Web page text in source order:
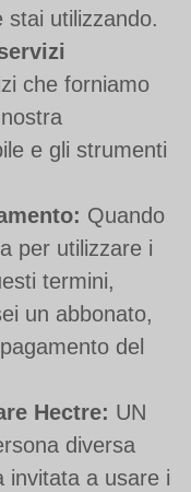
stai utilizzando.
che forniamo
e gli strumenti
Quando
per utilizzare i
termini,
un abbonato,
del
Hectre: UN
diversa
invitata a usare i